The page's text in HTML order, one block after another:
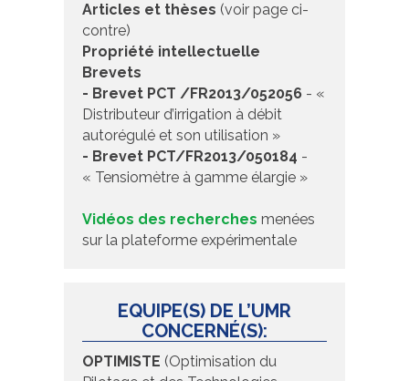
Articles et thèses (voir page ci-
contre)
Propriété intellectuelle
Brevets
- Brevet PCT /FR2013/052056 - «
Distributeur d’irrigation à débit
autorégulé et son utilisation »
- Brevet PCT/FR2013/050184 -
« Tensiomètre à gamme élargie »
Vidéos des recherches menées
sur la plateforme expérimentale
EQUIPE(S) DE L’UMR
CONCERNÉ(S):
OPTIMISTE (Optimisation du